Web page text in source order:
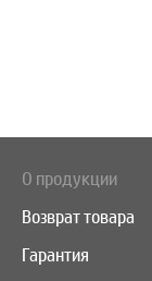
О продукции
Возврат товара
Гарантия